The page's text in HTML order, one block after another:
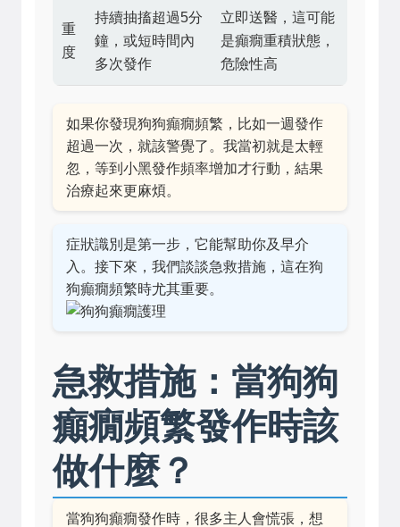
重
度
持續抽搐超過5分
鐘，或短時間內
多次發作
立即送醫，這可能
是癲癇重積狀態，
危險性高
如果你發現狗狗癲癇頻繁，比如一週發作
超過一次，就該警覺了。我當初就是太輕
忽，等到小黑發作頻率增加才行動，結果
治療起來更麻煩。
症狀識別是第一步，它能幫助你及早介
入。接下來，我們談談急救措施，這在狗
狗癲癇頻繁時尤其重要。
急救措施：當狗狗
癲癇頻繁發作時該
做什麼？
當狗狗癲癇發作時，很多主人會慌張，想